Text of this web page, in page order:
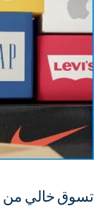
تسوق خالي من